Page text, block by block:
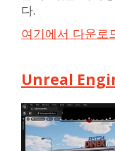
다.
여기에서 다운로
Unreal